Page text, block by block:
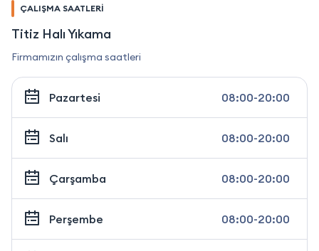
ÇALIŞMA SAATLERİ
Titiz Halı Yıkama
Firmamızın çalışma saatleri
Pazartesi 08:00-20:00
Salı 08:00-20:00
Çarşamba 08:00-20:00
Perşembe 08:00-20:00